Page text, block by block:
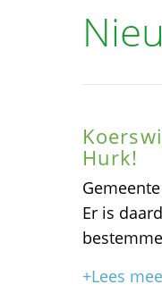
Hurk!
Er is
+Lees